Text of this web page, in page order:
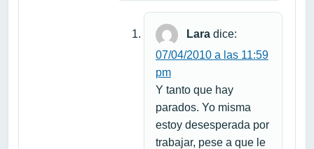
Lara dice:
07/04/2010 a las 11:59
pm
Y tanto que hay
parados. Yo misma
estoy desesperada por
trabajar, pese a que le